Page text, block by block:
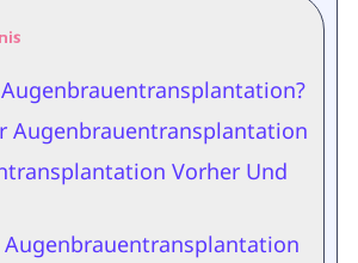
Augenbrauentransplantation
Vorher Und
Augenbrauentransplantation